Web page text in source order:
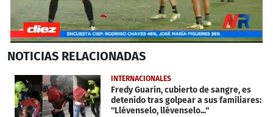
seconds
1
minute,
17
seconds
NOTICIAS RELACIONADAS
INTERNACIONALES
Fredy Guarín, cubierto de sangre, es
detenido tras golpear a sus familiares:
''Llévenselo, llévenselo...''